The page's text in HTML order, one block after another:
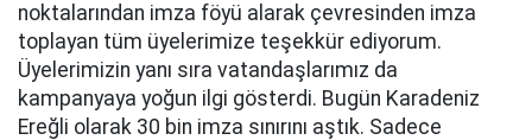
noktalarından imza föyü alarak çevresinden imza
toplayan tüm üyelerimize teşekkür ediyorum.
Üyelerimizin yanı sıra vatandaşlarımız da
kampanyaya yoğun ilgi gösterdi. Bugün Karadeniz
Ereğli olarak 30 bin imza sınırını aştık. Sadece